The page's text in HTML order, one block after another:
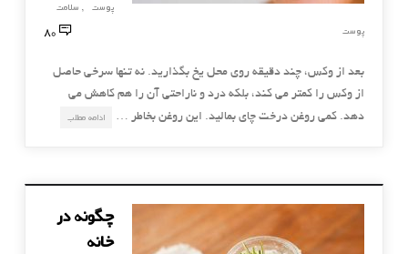
پوست
, سلامت
پوست
80
بعد از وکس، چند دقیقه روی محل یخ بگذارید. نه تنها سرخی حاصل
از وکس را کمتر می کند، بلکه درد و ناراحتی آن را هم کاهش می
دهد. کمی روغن درخت چای بمالید. این روغن بخاطر …
ادامه مطلب
چگونه در
خانه